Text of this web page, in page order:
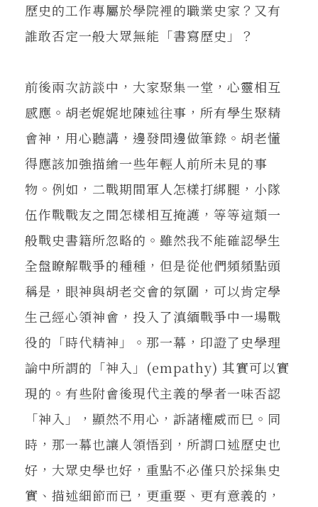
歷史的工作專屬於學院裡的職業史家？又有
誰敢否定一般大眾無能「書寫歷史」？
前後兩次訪談中，大家聚集一堂，心靈相互
感應。胡老娓娓地陳述往事，所有學生聚精
會神，用心聽講，邊發問邊做筆錄。胡老懂
得應該加強描繪一些年輕人前所未見的事
物。例如，二戰期間軍人怎樣打綁腿，小隊
伍作戰戰友之間怎樣相互掩護，等等這類一
般戰史書籍所忽略的。雖然我不能確認學生
全盤瞭解戰爭的種種，但是從他們頻頻點頭
稱是，眼神與胡老交會的氛圍，可以肯定學
生己經心領神會，投入了滇緬戰爭中一場戰
役的「時代精神」。那一幕，印證了史學理
論中所謂的「神入」(empathy) 其實可以實
現的。有些附會後現代主義的學者一味否認
「神入」，顯然不用心，訴諸權威而巳。同
時，那一幕也讓人領悟到，所謂口述歷史也
好，大眾史學也好，重點不必僅只於採集史
實、描述細節而已，更重要、更有意義的，